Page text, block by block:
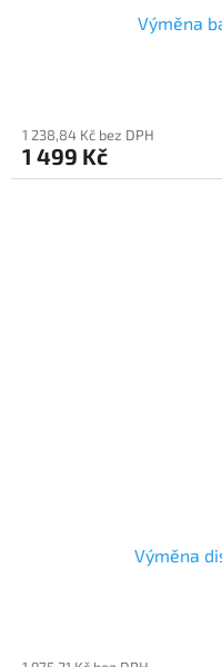
Výměna
1 238,84 Kč bez DPH
1 499 Kč
Výměna